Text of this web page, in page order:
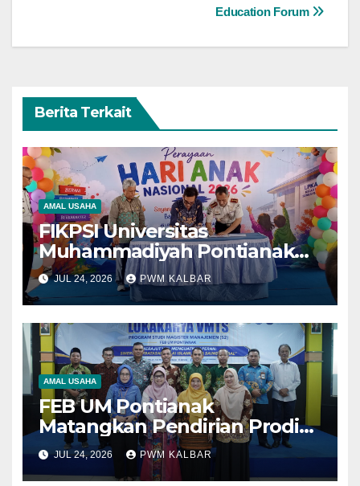
Education Forum
Berita Terkait
AMAL USAHA
FIKPSI Universitas
Muhammadiyah Pontianak
Dukung Pemenuhan Hak
Anak yang sedang Jalani
Pembinaan Khusus
JUL 24, 2026 PWM KALBAR
AMAL USAHA
FEB UM Pontianak
Matangkan Pendirian Prodi
Magister Manajemen,
Libatkan Berbagai
JUL 24, 2026 PWM KALBAR